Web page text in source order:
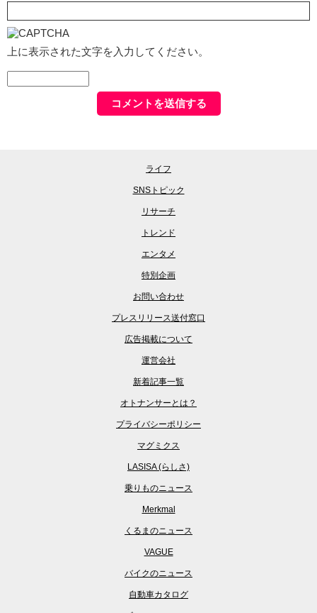
上に表示された文字を入力してください。
ライフ
SNSトピック
リサーチ
トレンド
エンタメ
特別企画
お問い合わせ
プレスリリース送付窓口
広告掲載について
運営会社
新着記事一覧
オトナンサーとは？
プライバシーポリシー
マグミクス
LASISA (らしさ)
乗りものニュース
Merkmal
くるまのニュース
VAGUE
バイクのニュース
自動車カタログ